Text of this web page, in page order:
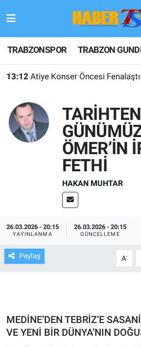
TRABZONSPOR TRABZON
13:12 Atiye Konser Öncesi Fenalaştı:
TARİHTEN
ÖMER’İN
FETHİ
HAKAN MUHTAR
26.03.2026 - 20:15
YAYINLANMA
26.03.2026 - 20:15
GÜNCELLEME
Paylaş A-
MEDİNE’DEN TEBRİZ’E
VE YENİ BİR DÜNYA’NIN
TRABZONSPOR
TRABZON GUNDEMI
TRANSFER HABERLERI
KULİS MEYDANI
1461 TRABZON
TV VE SİNEMA
BASKETBOL
GENEL
KÜLTÜR SANAT
Hava Durumu
Trafik Durumu
Tüm Manşetler
Son Dakika Haberleri
Haber Arşivi